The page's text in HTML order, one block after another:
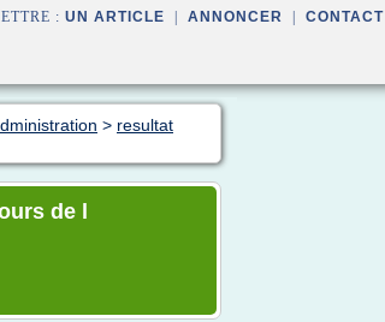
2016
: UN ARTICLE ANNONCER CONTACT
> resultat
de l